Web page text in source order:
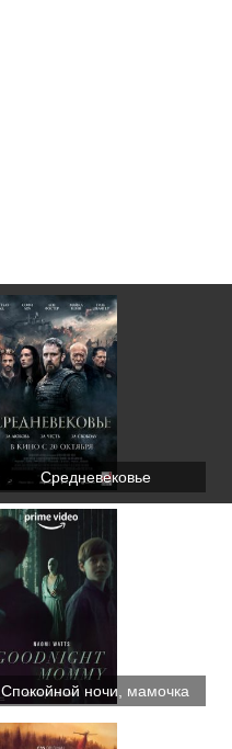
Средневековье
Спокойной ночи, мамочка